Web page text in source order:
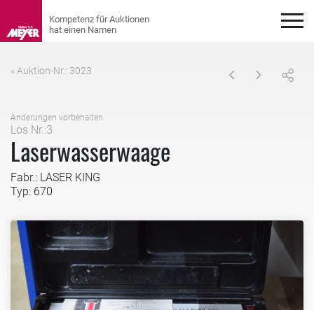
« Auktion-Nr.: 3023
Änderungen vorbehalten
Los Nr.:3
Laserwasserwaage
Fabr.: LASER KING
Typ: 670